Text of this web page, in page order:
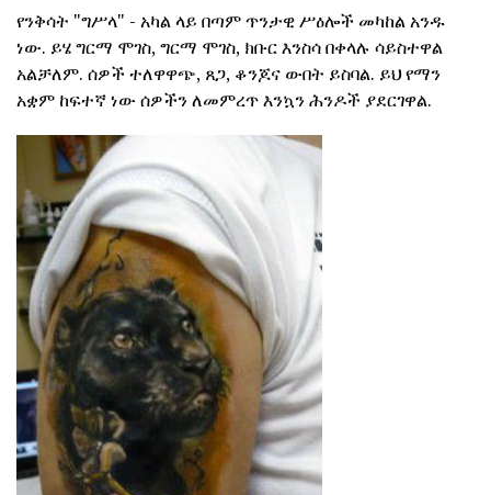
የንቅሳት "ግሥላ" - አካል ላይ በጣም ጥንታዊ ሥዕሎች መካከል አንዱ
ነው. ይሄ ግርማ ሞገስ, ግርማ ሞገስ, ክቡር እንስሳ በቀላሉ ሳይስተዋል
አልቻለም. ሰዎች ተለዋዋጭ, ጸጋ, ቆንጆና ውበት ይስባል. ይህ የማን
አቋም ከፍተኛ ነው ሰዎችን ለመምረጥ እንኳን ሕንዶች ያደርገዋል.